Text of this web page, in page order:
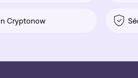
Cryptonow